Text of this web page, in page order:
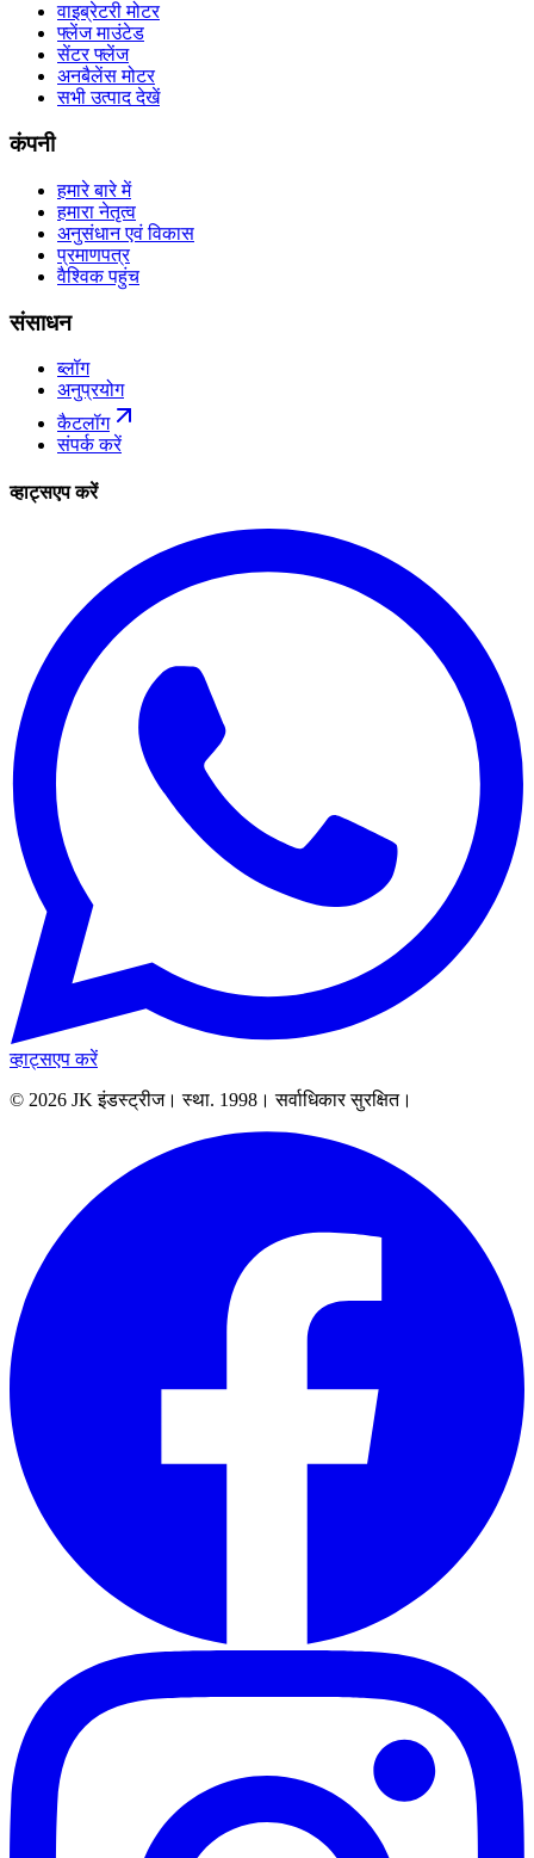
वाइब्रेटरी मोटर
फ्लेंज माउंटेड
सेंटर फ्लेंज
अनबैलेंस मोटर
सभी उत्पाद देखें
कंपनी
हमारे बारे में
हमारा नेतृत्व
अनुसंधान एवं विकास
प्रमाणपत्र
वैश्विक पहुंच
संसाधन
ब्लॉग
अनुप्रयोग
कैटलॉग
संपर्क करें
व्हाट्सएप करें
व्हाट्सएप करें
© 2026 JK इंडस्ट्रीज। स्था. 1998। सर्वाधिकार सुरक्षित।